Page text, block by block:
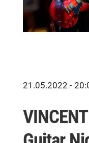
21.05.2022 -